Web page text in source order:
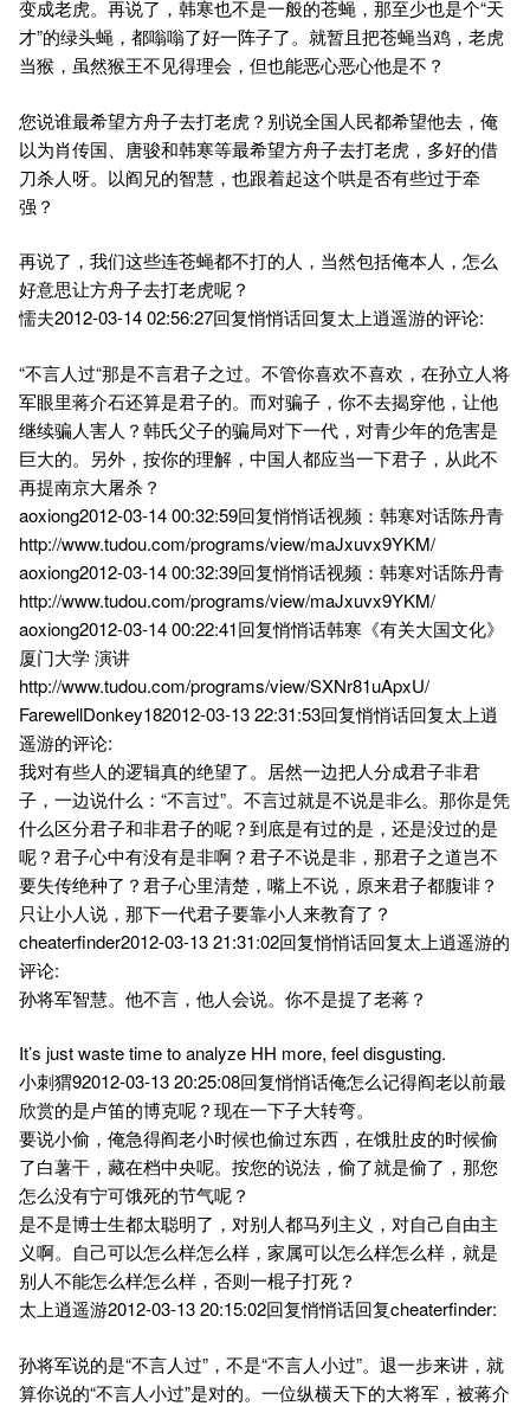
变成老虎。再说了，韩寒也不是一般的苍蝇，那至少也是个“天
才”的绿头蝇，都嗡嗡了好一阵子了。就暂且把苍蝇当鸡，老虎
当猴，虽然猴王不见得理会，但也能恶心恶心他是不？
您说谁最希望方舟子去打老虎？别说全国人民都希望他去，俺
以为肖传国、唐骏和韩寒等最希望方舟子去打老虎，多好的借
刀杀人呀。以阎兄的智慧，也跟着起这个哄是否有些过于牵
强？
再说了，我们这些连苍蝇都不打的人，当然包括俺本人，怎么
好意思让方舟子去打老虎呢？
懦夫2012-03-14 02:56:27回复悄悄话回复太上逍遥游的评论:
“不言人过“那是不言君子之过。不管你喜欢不喜欢，在孙立人将
军眼里蒋介石还算是君子的。而对骗子，你不去揭穿他，让他
继续骗人害人？韩氏父子的骗局对下一代，对青少年的危害是
巨大的。另外，按你的理解，中国人都应当一下君子，从此不
再提南京大屠杀？
aoxiong2012-03-14 00:32:59回复悄悄话视频：韩寒对话陈丹青
http://www.tudou.com/programs/view/maJxuvx9YKM/
aoxiong2012-03-14 00:32:39回复悄悄话视频：韩寒对话陈丹青
http://www.tudou.com/programs/view/maJxuvx9YKM/
aoxiong2012-03-14 00:22:41回复悄悄话韩寒《有关大国文化》
厦门大学 演讲
http://www.tudou.com/programs/view/SXNr81uApxU/
FarewellDonkey182012-03-13 22:31:53回复悄悄话回复太上逍
遥游的评论:
我对有些人的逻辑真的绝望了。居然一边把人分成君子非君
子，一边说什么：“不言过”。不言过就是不说是非么。那你是凭
什么区分君子和非君子的呢？到底是有过的是，还是没过的是
呢？君子心中有没有是非啊？君子不说是非，那君子之道岂不
要失传绝种了？君子心里清楚，嘴上不说，原来君子都腹诽？
只让小人说，那下一代君子要靠小人来教育了？
cheaterfinder2012-03-13 21:31:02回复悄悄话回复太上逍遥游的
评论:
孙将军智慧。他不言，他人会说。你不是提了老蒋？
It’s just waste time to analyze HH more, feel disgusting.
小刺猬92012-03-13 20:25:08回复悄悄话俺怎么记得阎老以前最
欣赏的是卢笛的博克呢？现在一下子大转弯。
要说小偷，俺急得阎老小时候也偷过东西，在饿肚皮的时候偷
了白薯干，藏在档中央呢。按您的说法，偷了就是偷了，那您
怎么没有宁可饿死的节气呢？
是不是博士生都太聪明了，对别人都马列主义，对自己自由主
义啊。自己可以怎么样怎么样，家属可以怎么样怎么样，就是
别人不能怎么样怎么样，否则一棍子打死？
太上逍遥游2012-03-13 20:15:02回复悄悄话回复cheaterfinder:
孙将军说的是“不言人过”，不是“不言人小过”。退一步来讲，就
算你说的“不言人小过”是对的。一位纵横天下的大将军，被蒋介